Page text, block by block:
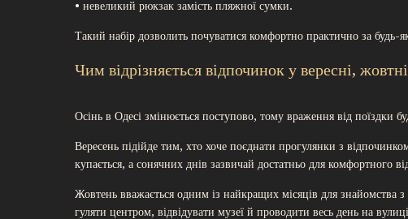
• невеликий рюкзак замість пляжної сумки.
Такий набір дозволить почуватися комфортно практично за будь-
Чим відрізняється відпочинок у вересні,
Осінь в Одесі змінюється поступово, тому враження від поїздки
Вересень підійде тим, хто хоче поєднати прогулянки з
купається, а сонячних днів зазвичай достатньо для комфортного
Жовтень вважається одним із найкращих місяців для знайомства
гуляти центром, відвідувати музеї й проводити весь день на